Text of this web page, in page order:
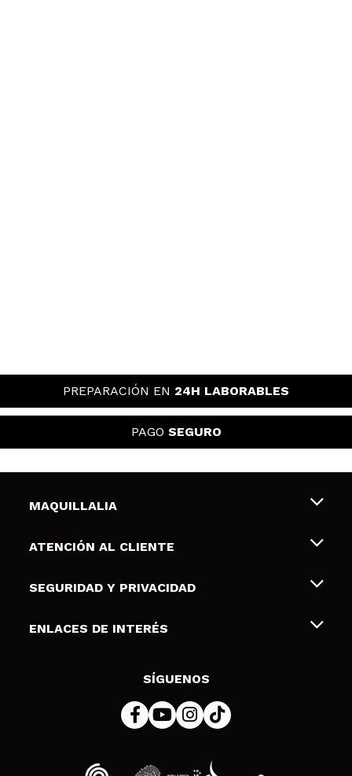
PREPARACIÓN EN 24H LABORABLES
PAGO SEGURO
MAQUILLALIA
Sobre nosotros
Tarjetas de Regalo
ATENCIÓN AL CLIENTE
Envíos y devoluciones
Formas de pago
SEGURIDAD Y PRIVACIDAD
Terminos y condiciones de uso
Política de cookies
ENLACES DE INTERÉS
SÍGUENOS